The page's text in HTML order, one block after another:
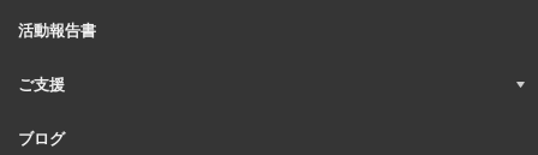
活動報告書
ご支援
ブログ